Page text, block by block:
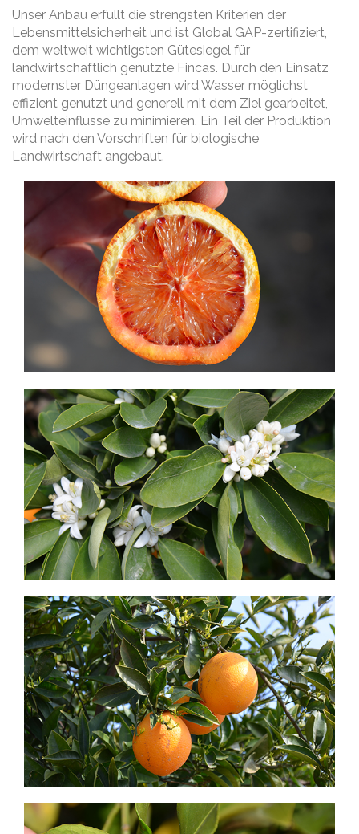
Unser Anbau erfüllt die strengsten Kriterien der
Lebensmittelsicherheit und ist Global GAP-zertifiziert,
dem weltweit wichtigsten Gütesiegel für
landwirtschaftlich genutzte Fincas. Durch den Einsatz
modernster Düngeanlagen wird Wasser möglichst
effizient genutzt und generell mit dem Ziel gearbeitet,
Umwelteinflüsse zu minimieren. Ein Teil der Produktion
wird nach den Vorschriften für biologische
Landwirtschaft angebaut.